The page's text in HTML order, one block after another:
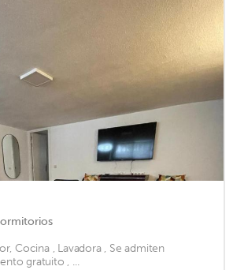
Cocina , Lavadora , Se admiten
gratuito , ...